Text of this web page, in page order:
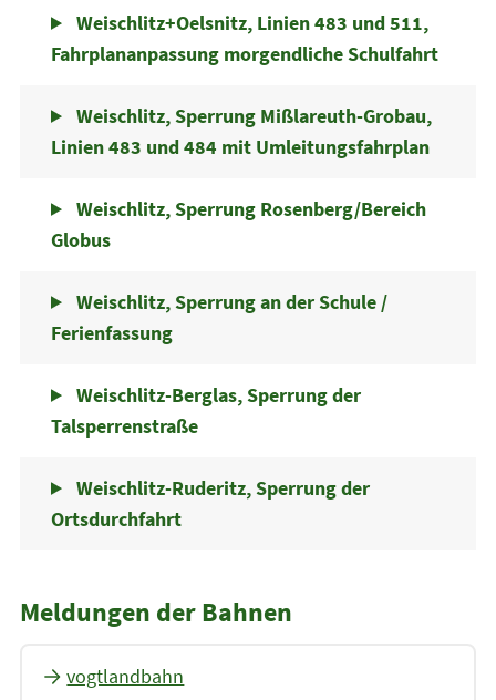
Weischlitz+Oelsnitz, Linien 483 und 511,
Fahrplananpassung morgendliche Schulfahrt
Weischlitz, Sperrung Mißlareuth-Grobau,
Linien 483 und 484 mit Umleitungsfahrplan
Weischlitz, Sperrung Rosenberg/Bereich
Globus
Weischlitz, Sperrung an der Schule /
Ferienfassung
Weischlitz-Berglas, Sperrung der
Talsperrenstraße
Weischlitz-Ruderitz, Sperrung der
Ortsdurchfahrt
Meldungen der Bahnen
vogtlandbahn